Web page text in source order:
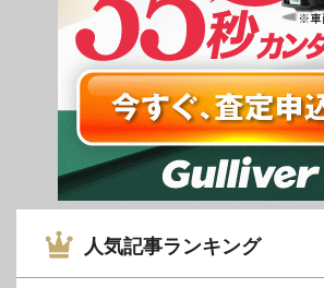
人気記事ランキング